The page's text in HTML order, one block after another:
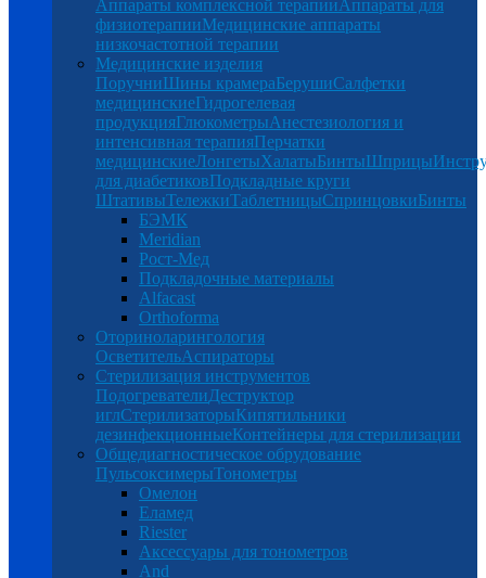
Аппараты комплексной терапииАппараты для
физиотерапииМедицинские аппараты
низкочастотной терапии
Медицинские изделия
ПоручниШины крамераБерушиСалфетки
медицинскиеГидрогелевая
продукцияГлюкометрыАнестезиология и
интенсивная терапияПерчатки
медицинскиеЛонгетыХалатыБинтыШприцы
для диабетиковПодкладные круги
ШтативыТележкиТаблетницыСпринцовкиБинты
БЭМК
Meridian
Рост-Мед
Подкладочные материалы
Alfacast
Orthoforma
Оториноларингология
ОсветительАспираторы
Стерилизация инструментов
ПодогревателиДеструктор
иглСтерилизаторыКипятильники
дезинфекционныеКонтейнеры для стерилизации
Общедиагностическое обрудование
ПульсоксимерыТонометры
Омелон
Еламед
Riester
Аксессуары для тонометров
And